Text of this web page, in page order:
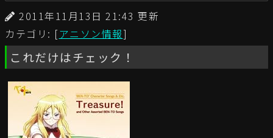
2011年11月13日 21:43 更新
カテゴリ: [アニソン情報]
これだけはチェック！